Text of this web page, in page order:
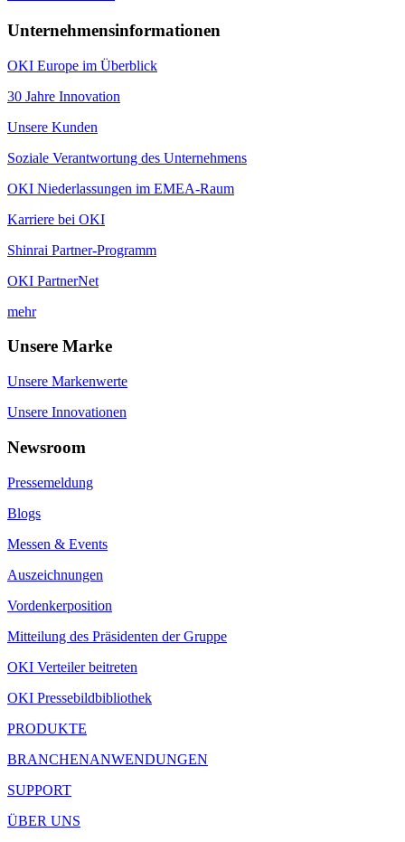
Unternehmensinformationen
OKI Europe im Überblick
30 Jahre Innovation
Unsere Kunden
Soziale Verantwortung des Unternehmens
OKI Niederlassungen im EMEA-Raum
Karriere bei OKI
Shinrai Partner-Programm
OKI PartnerNet
mehr
Unsere Marke
Unsere Markenwerte
Unsere Innovationen
Newsroom
Pressemeldung
Blogs
Messen & Events
Auszeichnungen
Vordenkerposition
Mitteilung des Präsidenten der Gruppe
OKI Verteiler beitreten
OKI Pressebildbibliothek
PRODUKTE
BRANCHENANWENDUNGEN
SUPPORT
ÜBER UNS